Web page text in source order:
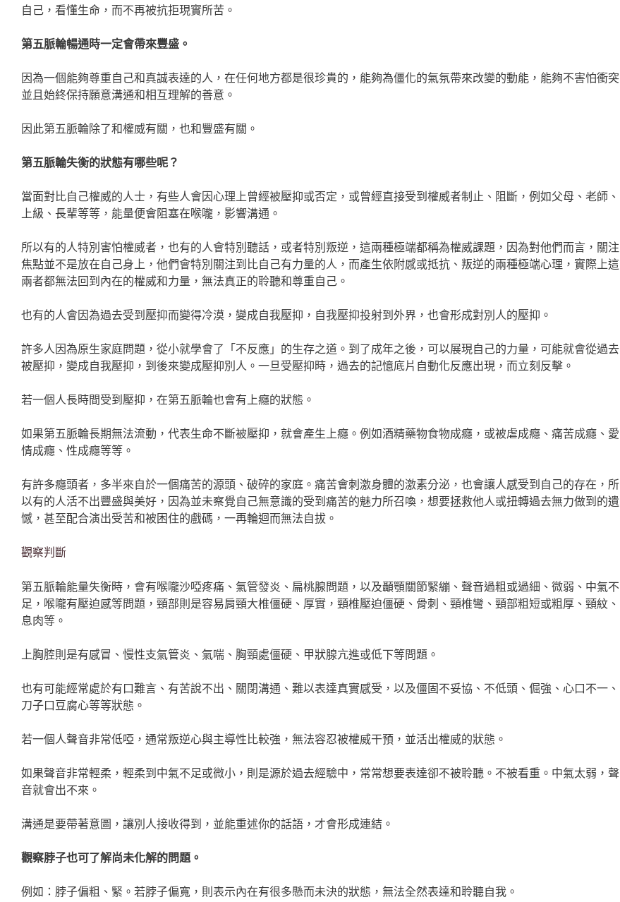
自己，看懂生命，而不再被抗拒現實所苦。
第五脈輪暢通時一定會帶來豐盛。
因為一個能夠尊重自己和真誠表達的人，在任何地方都是很珍貴的，能夠為僵化的氣氛帶來改變的動能，能夠不害怕衝突
並且始終保持願意溝通和相互理解的善意。
因此第五脈輪除了和權威有關，也和豐盛有關。
第五脈輪失衡的狀態有哪些呢？
當面對比自己權威的人士，有些人會因心理上曾經被壓抑或否定，或曾經直接受到權威者制止、阻斷，例如父母、老師、
上級、長輩等等，能量便會阻塞在喉嚨，影響溝通。
所以有的人特別害怕權威者，也有的人會特別聽話，或者特別叛逆，這兩種極端都稱為權威課題，因為對他們而言，關注
焦點並不是放在自己身上，他們會特別關注到比自己有力量的人，而產生依附感或抵抗、叛逆的兩種極端心理，實際上這
兩者都無法回到內在的權威和力量，無法真正的聆聽和尊重自己。
也有的人會因為過去受到壓抑而變得冷漠，變成自我壓抑，自我壓抑投射到外界，也會形成對別人的壓抑。
許多人因為原生家庭問題，從小就學會了「不反應」的生存之道。到了成年之後，可以展現自己的力量，可能就會從過去
被壓抑，變成自我壓抑，到後來變成壓抑別人。一旦受壓抑時，過去的記憶底片自動化反應出現，而立刻反擊。
若一個人長時間受到壓抑，在第五脈輪也會有上癮的狀態。
如果第五脈輪長期無法流動，代表生命不斷被壓抑，就會產生上癮。例如酒精藥物食物成癮，或被虐成癮、痛苦成癮、愛
情成癮、性成癮等等。
有許多癮頭者，多半來自於一個痛苦的源頭、破碎的家庭。痛苦會刺激身體的激素分泌，也會讓人感受到自己的存在，所
以有的人活不出豐盛與美好，因為並未察覺自己無意識的受到痛苦的魅力所召喚，想要拯救他人或扭轉過去無力做到的遺
憾，甚至配合演出受苦和被困住的戲碼，一再輪迴而無法自拔。
觀察判斷
第五脈輪能量失衡時，會有喉嚨沙啞疼痛、氣管發炎、扁桃腺問題，以及顳顎關節緊繃、聲音過粗或過細、微弱、中氣不
足，喉嚨有壓迫感等問題，頸部則是容易肩頸大椎僵硬、厚實，頸椎壓迫僵硬、骨刺、頸椎彎、頸部粗短或粗厚、頸紋、
息肉等。
上胸腔則是有感冒、慢性支氣管炎、氣喘、胸頸處僵硬、甲狀腺亢進或低下等問題。
也有可能經常處於有口難言、有苦說不出、關閉溝通、難以表達真實感受，以及僵固不妥協、不低頭、倔強、心口不一、
刀子口豆腐心等等狀態。
若一個人聲音非常低啞，通常叛逆心與主導性比較強，無法容忍被權威干預，並活出權威的狀態。
如果聲音非常輕柔，輕柔到中氣不足或微小，則是源於過去經驗中，常常想要表達卻不被聆聽。不被看重。中氣太弱，聲
音就會出不來。
溝通是要帶著意圖，讓別人接收得到，並能重述你的話語，才會形成連結。
觀察脖子也可了解尚未化解的問題。
例如：脖子偏粗、緊。若脖子偏寬，則表示內在有很多懸而未決的狀態，無法全然表達和聆聽自我。